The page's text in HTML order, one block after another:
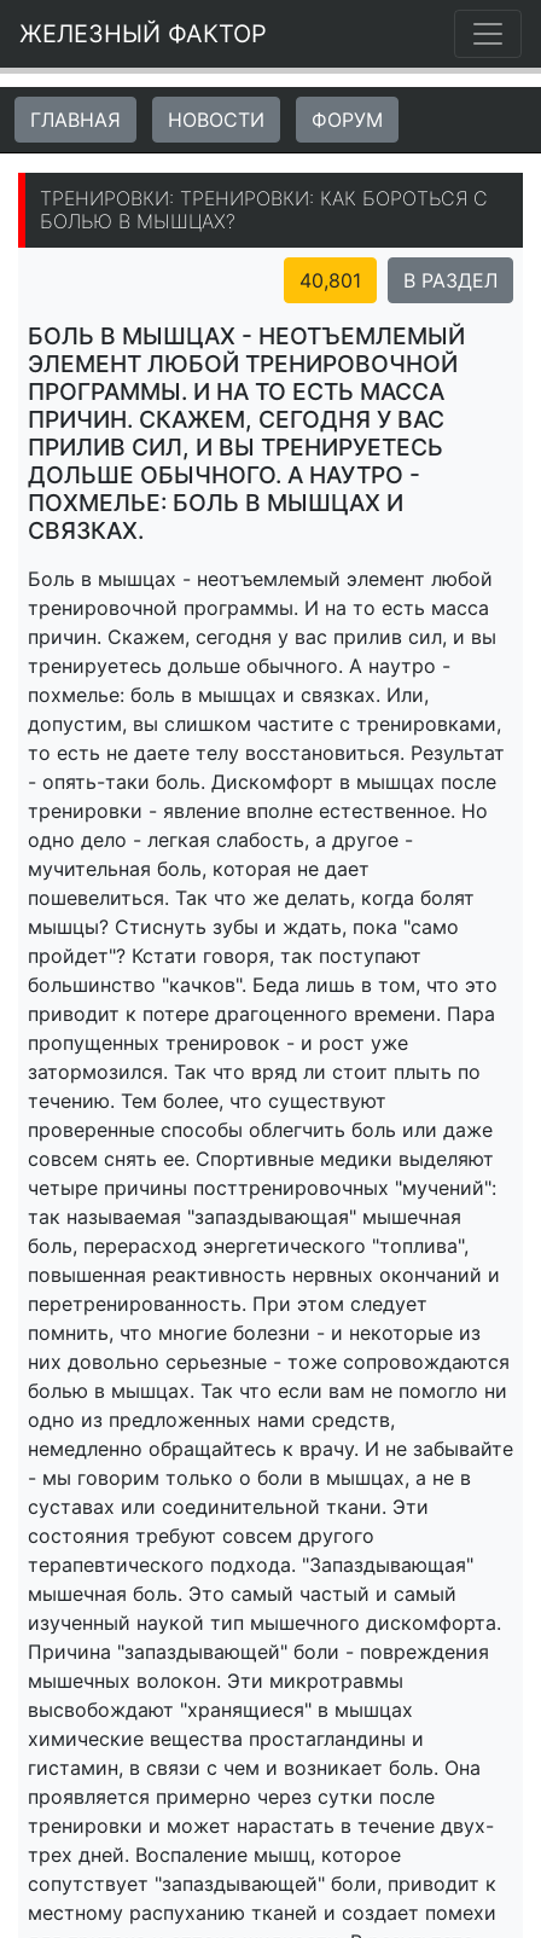
ЖЕЛЕЗНЫЙ ФАКТОР
ГЛАВНАЯ НОВОСТИ ФОРУМ
ТРЕНИРОВКИ: ТРЕНИРОВКИ: КАК БОРОТЬСЯ С
БОЛЬЮ В МЫШЦАХ?
40,801 В РАЗДЕЛ
БОЛЬ В МЫШЦАХ - НЕОТЪЕМЛЕМЫЙ
ЭЛЕМЕНТ ЛЮБОЙ ТРЕНИРОВОЧНОЙ
ПРОГРАММЫ. И НА ТО ЕСТЬ МАССА
ПРИЧИН. СКАЖЕМ, СЕГОДНЯ У ВАС
ПРИЛИВ СИЛ, И ВЫ ТРЕНИРУЕТЕСЬ
ДОЛЬШЕ ОБЫЧНОГО. А НАУТРО -
ПОХМЕЛЬЕ: БОЛЬ В МЫШЦАХ И
СВЯЗКАХ.
Боль в мышцах - неотъемлемый элемент любой
тренировочной программы. И на то есть масса
причин. Скажем, сегодня у вас прилив сил, и вы
тренируетесь дольше обычного. А наутро -
похмелье: боль в мышцах и связках. Или,
допустим, вы слишком частите с тренировками,
то есть не даете телу восстановиться. Результат
- опять-таки боль. Дискомфорт в мышцах после
тренировки - явление вполне естественное. Но
одно дело - легкая слабость, а другое -
мучительная боль, которая не дает
пошевелиться. Так что же делать, когда болят
мышцы? Стиснуть зубы и ждать, пока "само
пройдет"? Кстати говоря, так поступают
большинство "качков". Беда лишь в том, что это
приводит к потере драгоценного времени. Пара
пропущенных тренировок - и рост уже
затормозился. Так что вряд ли стоит плыть по
течению. Тем более, что существуют
проверенные способы облегчить боль или даже
совсем снять ее. Спортивные медики выделяют
четыре причины посттренировочных "мучений":
так называемая "запаздывающая" мышечная
боль, перерасход энергетического "топлива",
повышенная реактивность нервных окончаний и
перетренированность. При этом следует
помнить, что многие болезни - и некоторые из
них довольно серьезные - тоже сопровождаются
болью в мышцах. Так что если вам не помогло ни
одно из предложенных нами средств,
немедленно обращайтесь к врачу. И не забывайте
- мы говорим только о боли в мышцах, а не в
суставах или соединительной ткани. Эти
состояния требуют совсем другого
терапевтического подхода. "Запаздывающая"
мышечная боль. Это самый частый и самый
изученный наукой тип мышечного дискомфорта.
Причина "запаздывающей" боли - повреждения
мышечных волокон. Эти микротравмы
высвобождают "хранящиеся" в мышцах
химические вещества простагландины и
гистамин, в связи с чем и возникает боль. Она
проявляется примерно через сутки после
тренировки и может нарастать в течение двух-
трех дней. Воспаление мышц, которое
сопутствует "запаздывающей" боли, приводит к
местному распуханию тканей и создает помехи